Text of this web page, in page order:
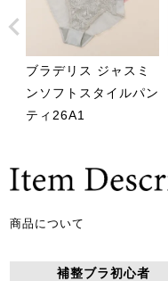
ブラデリス ジャスミ
ンソフトスタイルパン
ティ26A1
商品について
補整ブラ初心者